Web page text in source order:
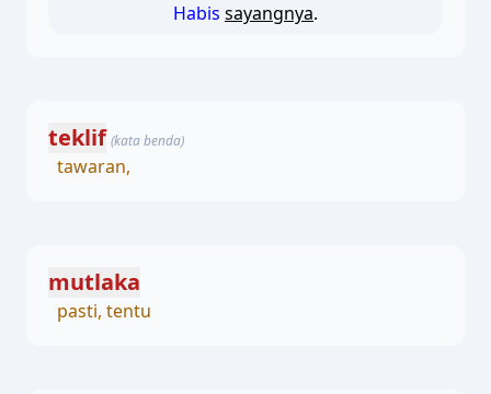
Habis sayangnya.
teklif (kata benda)
tawaran,
mutlaka
pasti, tentu